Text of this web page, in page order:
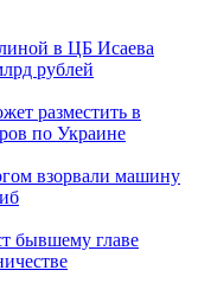
в ЦБ Исаева
рублей
разместить в
по Украине
взорвали машину
бывшему главе